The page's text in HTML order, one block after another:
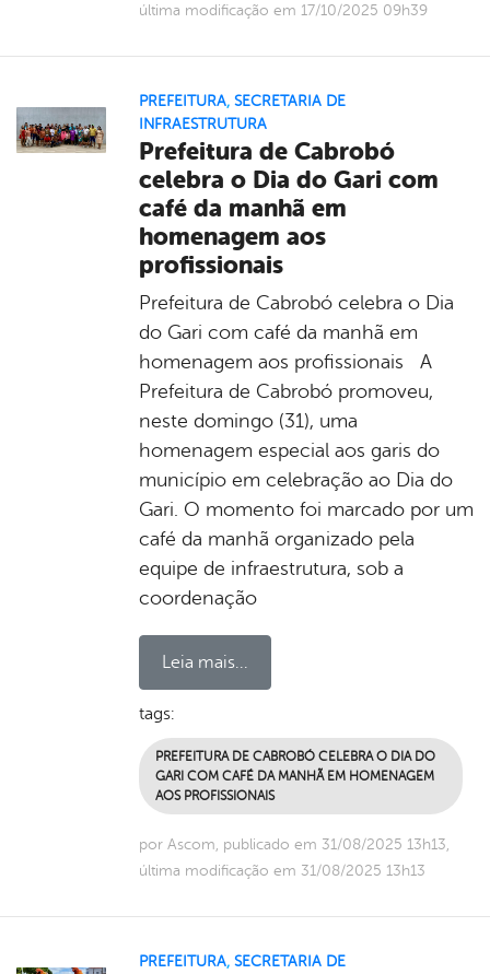
última modificação em 17/10/2025 09h39
PREFEITURA, SECRETARIA DE
INFRAESTRUTURA
Prefeitura de Cabrobó
celebra o Dia do Gari com
café da manhã em
homenagem aos
profissionais
Prefeitura de Cabrobó celebra o Dia
do Gari com café da manhã em
homenagem aos profissionais A
Prefeitura de Cabrobó promoveu,
neste domingo (31), uma
homenagem especial aos garis do
município em celebração ao Dia do
Gari. O momento foi marcado por um
café da manhã organizado pela
equipe de infraestrutura, sob a
coordenação
Leia mais...
tags:
PREFEITURA DE CABROBÓ CELEBRA O DIA DO
GARI COM CAFÉ DA MANHÃ EM HOMENAGEM
AOS PROFISSIONAIS
por Ascom, publicado em 31/08/2025 13h13,
última modificação em 31/08/2025 13h13
PREFEITURA, SECRETARIA DE